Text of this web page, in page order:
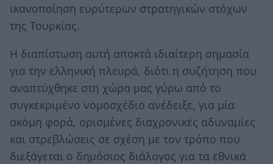
ικανοποίηση ευρύτερων στρατηγικών στόχων
της Τουρκίας.
Η διαπίστωση αυτή αποκτά ιδιαίτερη σημασία
για την ελληνική πλευρά, διότι η συζήτηση που
αναπτύχθηκε στη χώρα μας γύρω από το
συγκεκριμένο νομοσχέδιο ανέδειξε, για μία
ακόμη φορά, ορισμένες διαχρονικές αδυναμίες
και στρεβλώσεις σε σχέση με τον τρόπο που
διεξάγεται ο δημόσιος διάλογος για τα εθνικά